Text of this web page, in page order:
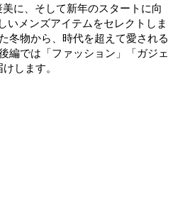
に、そして新年のスタートに向
いメンズアイテムをセレクトしま
冬物から、時代を超えて愛される
編では「ファッション」「ガジェ
します。